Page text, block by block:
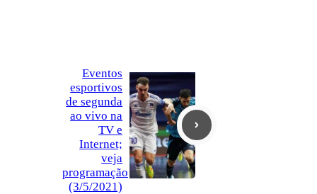
Eventos
esportivos
de segunda
ao vivo na
TV e
Internet;
veja
programação
(3/5/2021)